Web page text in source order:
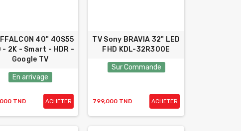
40" 40S55
- 2K - Smart - HDR -
Google TV
En arrivage
TND ACHETER
TV Sony BRAVIA 32" LED
FHD KDL-32R300E
Sur Commande
799,000 TND ACHETER